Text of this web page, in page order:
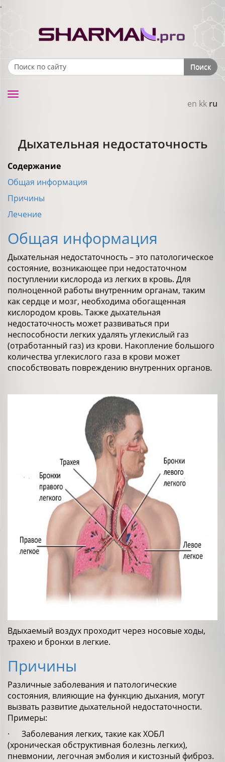
.
Search form Поиск
en kk ru
Toggle
Дыхательная недостаточность
Содержание
Общая информация
Причины
Лечение
Общая информация
Дыхательная недостаточность – это патологическое
состояние, возникающее при недостаточном
поступлении кислорода из легких в кровь. Для
полноценной работы внутренним органам, таким
как сердце и мозг, необходима обогащенная
кислородом кровь. Также дыхательная
недостаточность может развиваться при
неспособности легких удалять углекислый газ
(отработанный газ) из крови. Накопление большого
количества углекислого газа в крови может
способствовать повреждению внутренних органов.
Вдыхаемый воздух проходит через носовые ходы,
трахею и бронхи в легкие.
Причины
Различные заболевания и патологические
состояния, влияющие на функцию дыхания, могут
вызвать развитие дыхательной недостаточности.
Примеры:
· Заболевания легких, такие как ХОБЛ
(хроническая обструктивная болезнь легких),
пневмонии, легочная эмболия и кистозный фиброз.